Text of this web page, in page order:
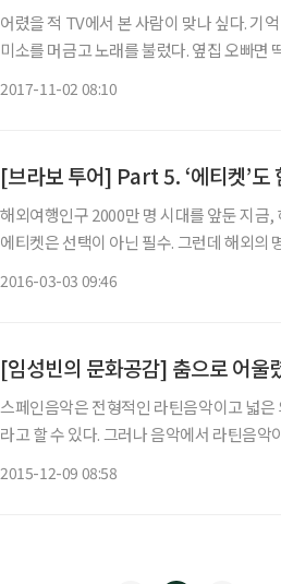
어렸을 적 TV에서 본 사람이 맞나 싶다. 기
미소를 머금고 노래를 불렀다. 옆집 오빠면
2017-11-02 08:10
[브라보 투어] Part 5. ‘에티켓’도
해외여행인구 2000만 명 시대를 앞둔 지금
에티켓은 선택이 아닌 필수. 그런데 해외의
2016-03-03 09:46
[임성빈의 문화공감] 춤으로 어울
스페인음악은 전형적인 라틴음악이고 넓
라고 할 수 있다. 그러나 음악에서 라틴음
2015-12-09 08:58